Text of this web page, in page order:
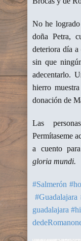
No he
doña Petra,
deteriora día a
sin que
adecentarlo.
hierro
donación de
Las
Permítaseme
a cuento
gloria mundi.
#Salmerón
#Guadalajara
guadalajara